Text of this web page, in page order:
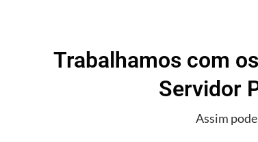
Trabalhamos com
Servidor
Assim